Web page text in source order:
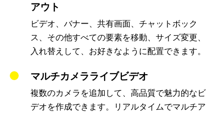
アウト
ビデオ、バナー、共有画面、チャットボック
ス、その他すべての要素を移動、サイズ変更、
入れ替えして、お好きなように配置できます。
マルチカメラライブビデオ
複数のカメラを追加して、高品質で魅力的なビ
デオを作成できます。リアルタイムでマルチア